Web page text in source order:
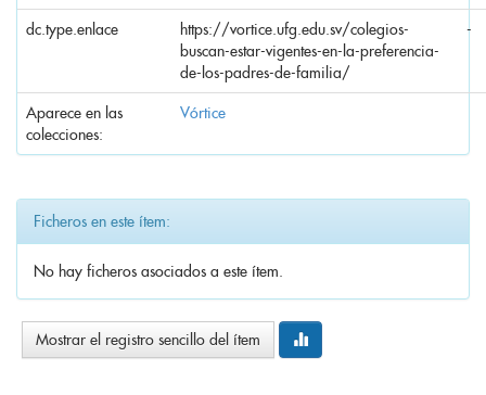
dc.type.enlace
https://vortice.ufg.edu.sv/colegios-
buscan-estar-vigentes-en-la-preferencia-
de-los-padres-de-familia/
-
Aparece en las
colecciones:
Vórtice
Ficheros en este ítem:
No hay ficheros asociados a este ítem.
Mostrar el registro sencillo del ítem